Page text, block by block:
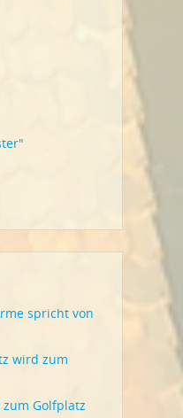
spricht von
wird zum
Golfplatz